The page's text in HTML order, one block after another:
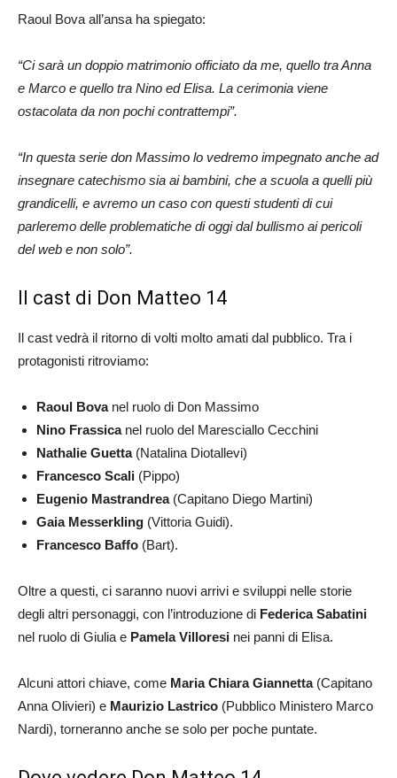
Raoul Bova all’ansa ha spiegato:
“Ci sarà un doppio matrimonio officiato da me, quello tra Anna
e Marco e quello tra Nino ed Elisa. La cerimonia viene
ostacolata da non pochi contrattempi”.
“In questa serie don Massimo lo vedremo impegnato anche ad
insegnare catechismo sia ai bambini, che a scuola a quelli più
grandicelli, e avremo un caso con questi studenti di cui
parleremo delle problematiche di oggi dal bullismo ai pericoli
del web e non solo”.
Il cast di Don Matteo 14
Il cast vedrà il ritorno di volti molto amati dal pubblico. Tra i
protagonisti ritroviamo:
Raoul Bovanel ruolo di Don Massimo
Nino Frassicanel ruolo del Maresciallo Cecchini
Nathalie Guetta(Natalina Diotallevi)
Francesco Scali (Pippo)
Eugenio Mastrandrea(Capitano Diego Martini)
Gaia Messerkling (Vittoria Guidi).
Francesco Baffo (Bart).
Oltre a questi, ci saranno nuovi arrivi e sviluppi nelle storie
degli altri personaggi, con l’introduzione di Federica Sabatini
nel ruolo di Giulia e Pamela Villoresi nei panni di Elisa.
Alcuni attori chiave, come Maria Chiara Giannetta(Capitano
Anna Olivieri) e Maurizio Lastrico (Pubblico Ministero Marco
Nardi), torneranno anche se solo per poche puntate.